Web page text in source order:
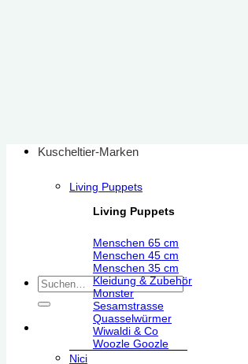
Suchen
Kuscheltier-Marken
Living Puppets
Living Puppets
Menschen 65 cm
Menschen 45 cm
Menschen 35 cm
Kleidung & Zubehör
Monster
Sesamstrasse
Quasselwürmer
Wiwaldi & Co
Woozle Goozle
Nici